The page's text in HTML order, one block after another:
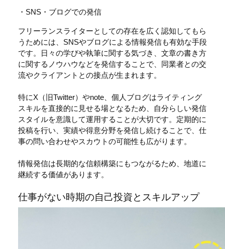
・SNS・ブログでの発信
フリーランスライターとしての存在を広く認知してもら
うためには、SNSやブログによる情報発信も有効な手段
です。日々の学びや執筆に関する気づき、文章の書き方
に関するノウハウなどを発信することで、同業者との交
流やクライアントとの接点が生まれます。
特にX（旧Twitter）やnote、個人ブログはライティング
スキルを直接的に見せる場となるため、自分らしい発信
スタイルを意識して運用することが大切です。定期的に
投稿を行い、実績や得意分野を発信し続けることで、仕
事の問い合わせやスカウトの可能性も広がります。
情報発信は長期的な信頼構築にもつながるため、地道に
継続する価値があります。
仕事がない時期の自己投資とスキルアップ